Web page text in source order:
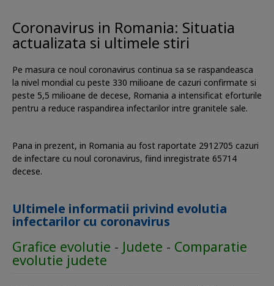
Coronavirus in Romania: Situatia
actualizata si ultimele stiri
Pe masura ce noul coronavirus continua sa se raspandeasca
la nivel mondial cu peste 330 milioane de cazuri confirmate si
peste 5,5 milioane de decese, Romania a intensificat eforturile
pentru a reduce raspandirea infectarilor intre granitele sale.
Pana in prezent, in Romania au fost raportate 2912705 cazuri
de infectare cu noul coronavirus, fiind inregistrate 65714
decese.
Ultimele informatii privind evolutia
infectarilor cu coronavirus
Grafice evolutie - Judete - Comparatie
evolutie judete